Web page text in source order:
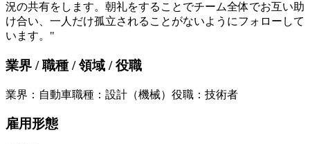
況の共有をします。朝礼をすることでチーム全体でお互い助
け合い、一人だけ孤立されることがないようにフォローして
います。"
業界 / 職種 / 領域 / 役職
業界 ： 自動車職種 ： 設計（機械） 役職 ： 技術者
雇用形態